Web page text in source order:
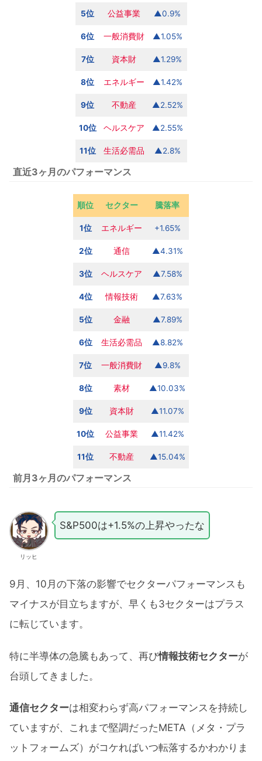
5位 公益事業 ▲0.9%
6位 一般消費財 ▲1.05%
7位 資本財 ▲1.29%
8位 エネルギー ▲1.42%
9位 不動産 ▲2.52%
10位 ヘルスケア ▲2.55%
11位 生活必需品 ▲2.8%
直近3ヶ月のパフォーマンス
順位 セクター 騰落率
1位 エネルギー +1.65%
2位 通信 ▲4.31%
3位 ヘルスケア ▲7.58%
4位 情報技術 ▲7.63%
5位 金融 ▲7.89%
6位 生活必需品 ▲8.82%
7位 一般消費財 ▲9.8%
8位 素材 ▲10.03%
9位 資本財 ▲11.07%
10位 公益事業 ▲11.42%
11位 不動産 ▲15.04%
前月3ヶ月のパフォーマンス
リッヒ
S&P500は+1.5%の上昇やったな
9月、10月の下落の影響でセクターパフォーマンスも
マイナスが目立ちますが、早くも3セクターはプラス
に転じています。
特に半導体の急騰もあって、再び情報技術セクターが
台頭してきました。
通信セクターは相変わらず高パフォーマンスを持続し
ていますが、これまで堅調だったMETA（メタ・プラ
ットフォームズ）がコケればいつ転落するかわかりま